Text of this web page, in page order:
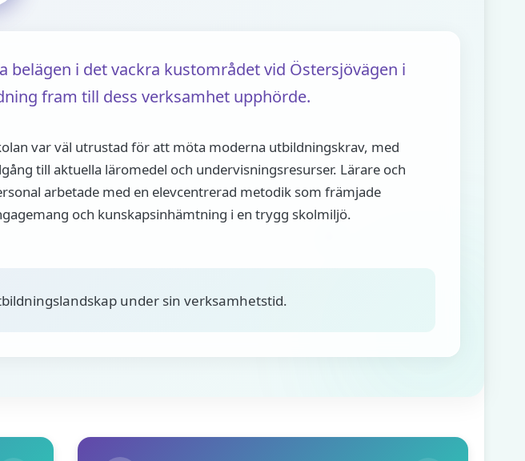
i det vackra kustområdet vid Östersjövägen i
fram till dess verksamhet upphörde.
var väl utrustad för att möta moderna utbildningskrav, med
till aktuella läromedel och undervisningsresurser. Lärare och
arbetade med en elevcentrerad metodik som främjade
och kunskapsinhämtning i en trygg skolmiljö.
under sin verksamhetstid.